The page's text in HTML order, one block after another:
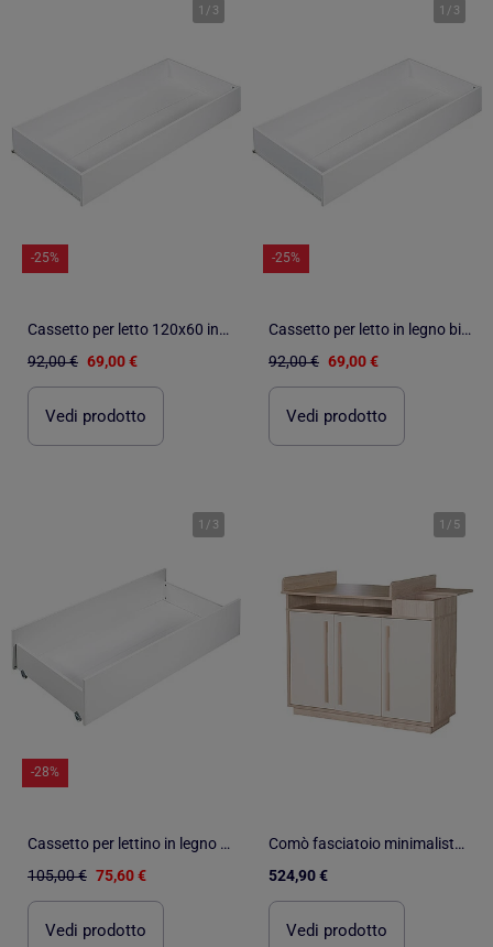
1 / 3
-25%
Cassetto per letto 120x60 in legno - BABYPRICE
92,00 € 69,00 €
Vedi prodotto
1 / 3
-25%
Cassetto per letto in legno bianco - BABYPRICE
92,00 € 69,00 €
Vedi prodotto
1 / 3
-28%
Cassetto per lettino in legno - BABYPRICE
105,00 € 75,60 €
Vedi prodotto
1 / 5
Comò fasciatoio minimalista con vani portaoggetti Elva – Roba
524,90 €
Vedi prodotto